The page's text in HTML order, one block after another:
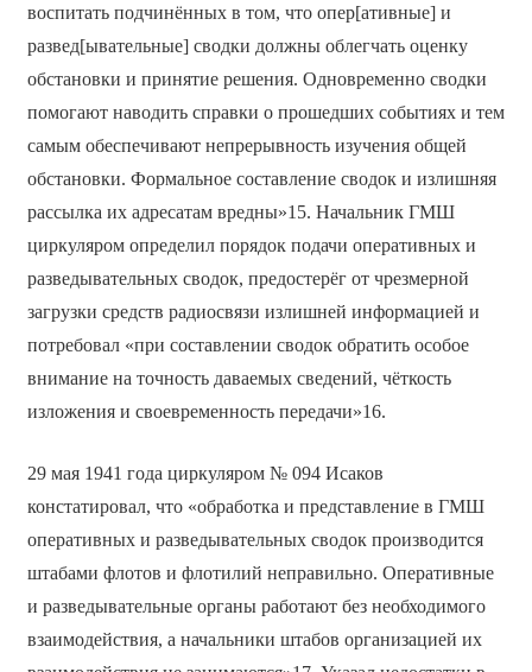
воспитать подчинённых в том, что опер[ативные] и
развед[ывательные] сводки должны облегчать оценку
обстановки и принятие решения. Одновременно сводки
помогают наводить справки о прошедших событиях и тем
самым обеспечивают непрерывность изучения общей
обстановки. Формальное составление сводок и излишняя
рассылка их адресатам вредны»15. Начальник ГМШ
циркуляром определил порядок подачи оперативных и
разведывательных сводок, предостерёг от чрезмерной
загрузки средств радиосвязи излишней информацией и
потребовал «при составлении сводок обратить особое
внимание на точность даваемых сведений, чёткость
изложения и своевременность передачи»16.
29 мая 1941 года циркуляром № 094 Исаков
констатировал, что «обработка и представление в ГМШ
оперативных и разведывательных сводок производится
штабами флотов и флотилий неправильно. Оперативные
и разведывательные органы работают без необходимого
взаимодействия, а начальники штабов организацией их